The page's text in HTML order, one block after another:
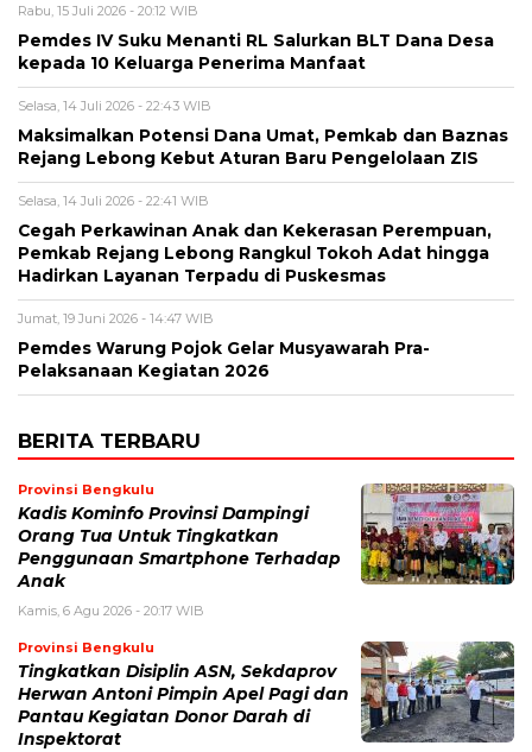
Rabu, 15 Juli 2026 - 20:12 WIB
Pemdes IV Suku Menanti RL Salurkan BLT Dana Desa
kepada 10 Keluarga Penerima Manfaat
Selasa, 14 Juli 2026 - 22:43 WIB
Maksimalkan Potensi Dana Umat, Pemkab dan Baznas
Rejang Lebong Kebut Aturan Baru Pengelolaan ZIS
Selasa, 14 Juli 2026 - 22:41 WIB
Cegah Perkawinan Anak dan Kekerasan Perempuan,
Pemkab Rejang Lebong Rangkul Tokoh Adat hingga
Hadirkan Layanan Terpadu di Puskesmas
Jumat, 19 Juni 2026 - 14:47 WIB
Pemdes Warung Pojok Gelar Musyawarah Pra-
Pelaksanaan Kegiatan 2026
BERITA TERBARU
Provinsi Bengkulu
Kadis Kominfo Provinsi Dampingi
Orang Tua Untuk Tingkatkan
Penggunaan Smartphone Terhadap
Anak
Kamis, 6 Agu 2026 - 20:17 WIB
Provinsi Bengkulu
Tingkatkan Disiplin ASN, Sekdaprov
Herwan Antoni Pimpin Apel Pagi dan
Pantau Kegiatan Donor Darah di
Inspektorat